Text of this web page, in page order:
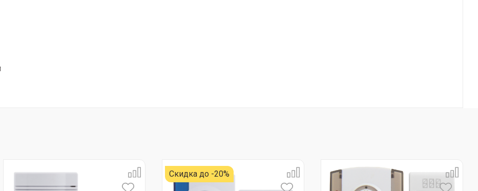
Скидка до -20%